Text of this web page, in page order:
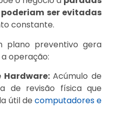
ser evitadas
constante.
plano preventivo gera
operação:
Hardware:Acúmulo de
de revisão física que
útil de computadores e